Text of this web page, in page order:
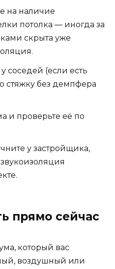
на наличие
потолка — иногда за
скрыта уже
соседей (если есть
стяжку без демпфера
и проверьте её по
у застройщика,
прямо сейчас
который вас
воздушный или